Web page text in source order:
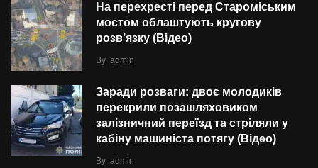
На перехресті перед Староміським
мостом облаштують кругову
розв’язку (Відео)
By admin
Заради розваги: двоє молодиків
перекрили позашляховиком
залізничний переїзд та стріляли у
кабіну машиніста потягу (Відео)
By admin